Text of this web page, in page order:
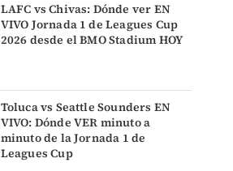
LAFC vs Chivas: Dónde ver EN
VIVO Jornada 1 de Leagues Cup
2026 desde el BMO Stadium HOY
Toluca vs Seattle Sounders EN
VIVO: Dónde VER minuto a
minuto de la Jornada 1 de
Leagues Cup